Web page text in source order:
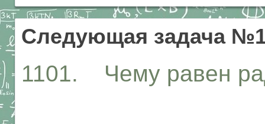
Следующая задача
1101. Чему равен